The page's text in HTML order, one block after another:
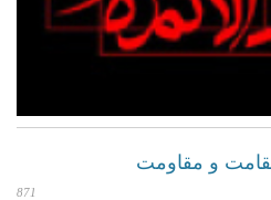
و مقاومت
871